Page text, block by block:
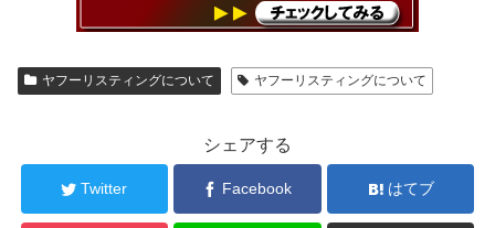
ヤフーリスティングについて ヤフーリスティングについて
シェアする
Twitter Facebook はてブ